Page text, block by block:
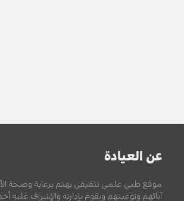
عن العيادة
موقع طبي علمي تثقيفي يهتم برعاية وصحة
آبائهم وتوعيتهم ويقوم بإدارته والإشراف عليه